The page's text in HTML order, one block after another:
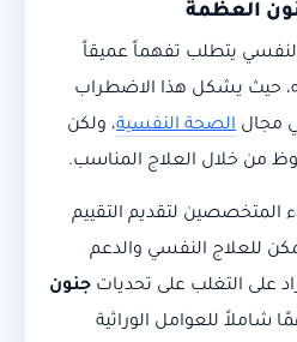
العظمة
يتطلب تفهماً عميقاً
حيث يشكل هذا الاضطراب
مجال الصحة النفسية، ولكن
من خلال العلاج المناسب.
المتخصصين لتقديم التقييم
للعلاج النفسي والدعم
على التغلب على تحديات جنون
شاملاً للعوامل الوراثية